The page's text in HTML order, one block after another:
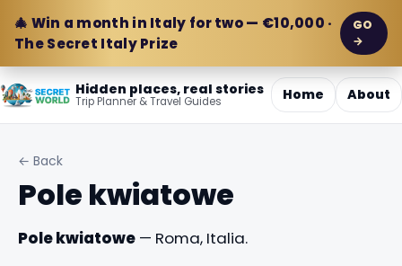
🎄 Win a month in Italy for two — €10,000 ·
The Secret Italy Prize
GO
→
Hidden places, real stories
Trip Planner & Travel Guides Home About
← Back
Pole kwiatowe
Pole kwiatowe — Roma, Italia.